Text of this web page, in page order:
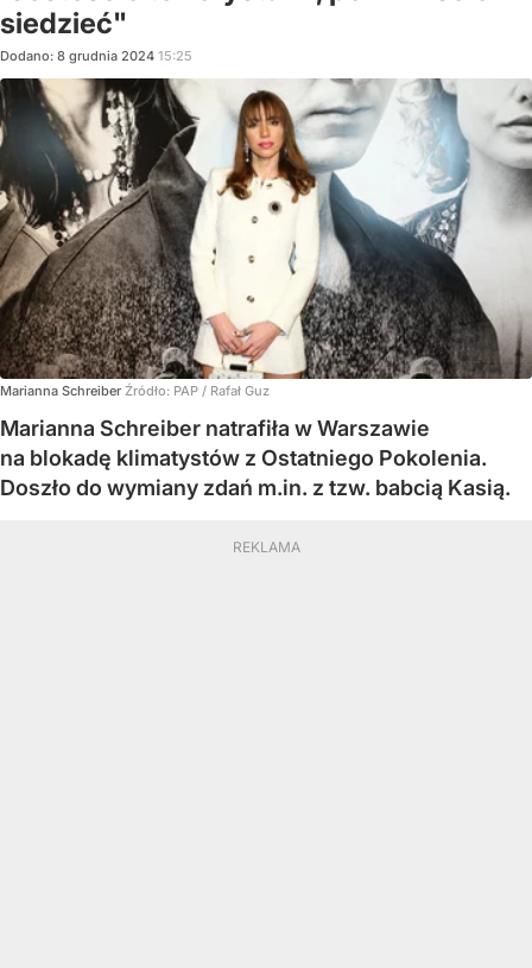
siedzieć"
Dodano: 8 grudnia 2024 15:25
Marianna Schreiber Źródło: PAP / Rafał Guz
Marianna Schreiber natrafiła w Warszawie
na blokadę klimatystów z Ostatniego Pokolenia.
Doszło do wymiany zdań m.in. z tzw. babcią Kasią.